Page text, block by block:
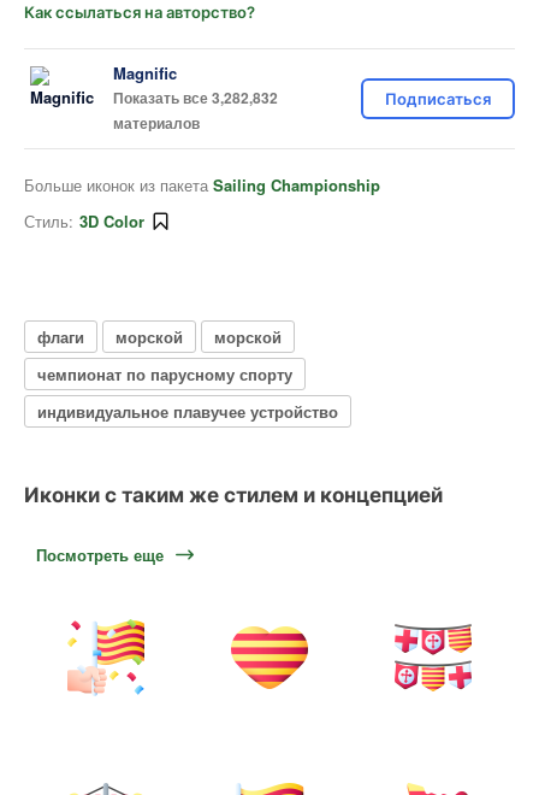
Как ссылаться на авторство?
Magnific
Показать все 3,282,832
материалов
Подписаться
Больше иконок из пакета Sailing Championship
Стиль: 3D Color
флаги морской
морской
чемпионат по парусному спорту
индивидуальное плавучее устройство
Иконки с таким же стилем и концепцией
Посмотреть еще